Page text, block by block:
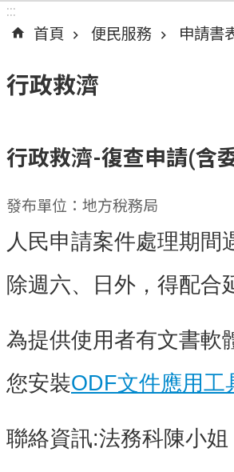
:::
首頁
便民服務 申請書
行政救濟
行政救濟-復查申請(含
發布單位：地方稅務局
人民申請案件處理期間
除週六、日外，得配合
為提供使用者有文書軟
您安裝ODF文件應用工
聯絡資訊:法務科陳小姐